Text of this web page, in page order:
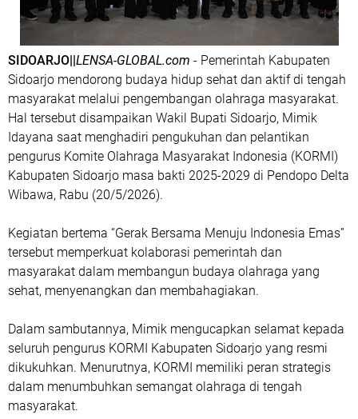
SIDOARJO||LENSA-GLOBAL.com - Pemerintah Kabupaten
Sidoarjo mendorong budaya hidup sehat dan aktif di tengah
masyarakat melalui pengembangan olahraga masyarakat.
Hal tersebut disampaikan Wakil Bupati Sidoarjo, Mimik
Idayana saat menghadiri pengukuhan dan pelantikan
pengurus Komite Olahraga Masyarakat Indonesia (KORMI)
Kabupaten Sidoarjo masa bakti 2025-2029 di Pendopo Delta
Wibawa, Rabu (20/5/2026).
Kegiatan bertema “Gerak Bersama Menuju Indonesia Emas”
tersebut memperkuat kolaborasi pemerintah dan
masyarakat dalam membangun budaya olahraga yang
sehat, menyenangkan dan membahagiakan.
Dalam sambutannya, Mimik mengucapkan selamat kepada
seluruh pengurus KORMI Kabupaten Sidoarjo yang resmi
dikukuhkan. Menurutnya, KORMI memiliki peran strategis
dalam menumbuhkan semangat olahraga di tengah
masyarakat.